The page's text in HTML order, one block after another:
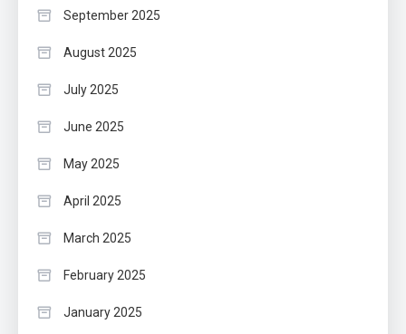
September 2025
August 2025
July 2025
June 2025
May 2025
April 2025
March 2025
February 2025
January 2025